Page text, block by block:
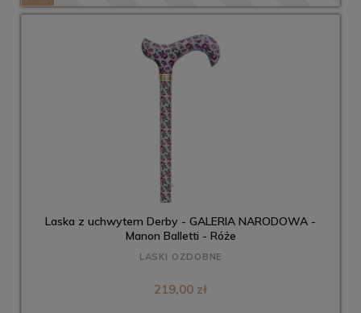
Laska z uchwytem Derby - GALERIA NARODOWA -
Manon Balletti - Róże
LASKI OZDOBNE
219,00 zł